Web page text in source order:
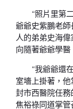
“照片里第
爺爺史紫鵬老師
人的弟弟史海
向隨著爺爺學醫
“我爺爺還
室墻上掛著，他
封市西醫院任
焦裕祿同道掌